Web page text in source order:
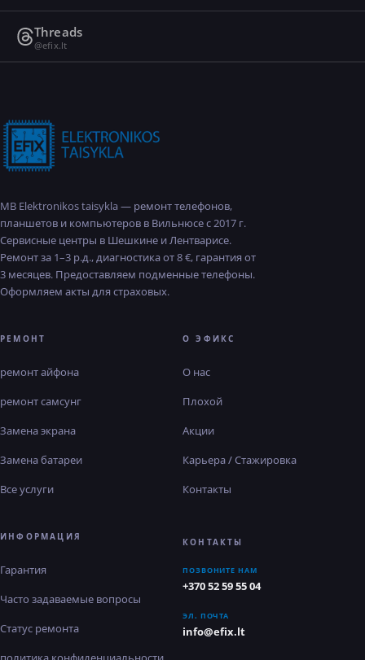
Threads
@efix.lt
MB Elektronikos taisykla — ремонт телефонов,
планшетов и компьютеров в Вильнюсе с 2017 г.
Сервисные центры в Шешкине и Лентварисе.
Ремонт за 1–3 р.д., диагностика от 8 €, гарантия от
3 месяцев. Предоставляем подменные телефоны.
Оформляем акты для страховых.
РЕМОНТ
ремонт айфона
ремонт самсунг
Замена экрана
Замена батареи
Все услуги
О ЭФИКС
О нас
Плохой
Акции
Карьера / Стажировка
Контакты
ИНФОРМАЦИЯ
Гарантия
Часто задаваемые вопросы
Статус ремонта
КОНТАКТЫ
ПОЗВОНИТЕ НАМ
+370 52 59 55 04
ЭЛ. ПОЧТА
info@efix.lt